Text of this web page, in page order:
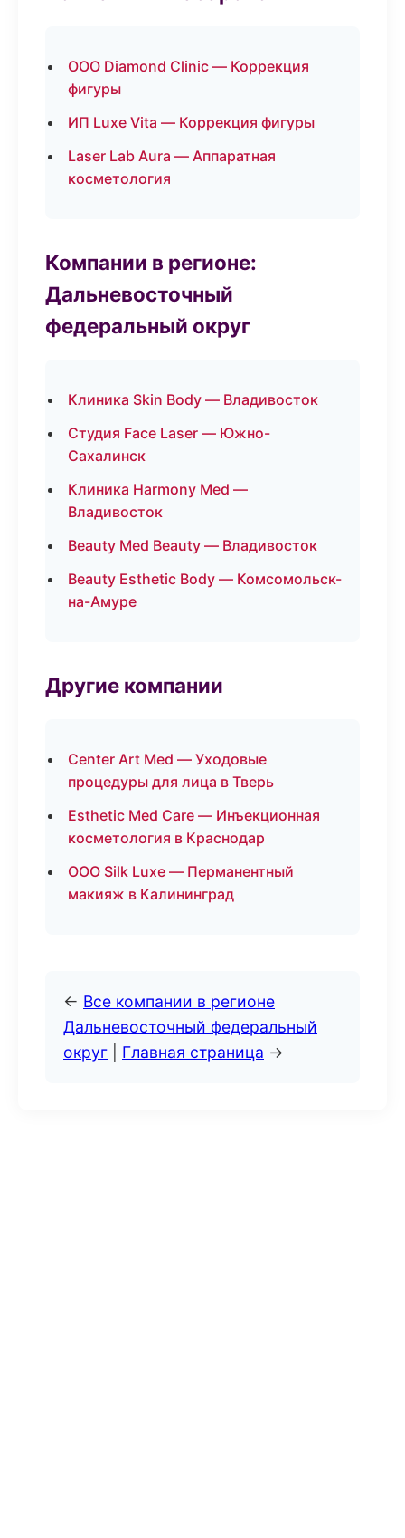
ООО Diamond Clinic — Коррекция
фигуры
ИП Luxe Vita — Коррекция фигуры
Laser Lab Aura — Аппаратная
косметология
Компании в регионе:
Дальневосточный
федеральный округ
Клиника Skin Body — Владивосток
Студия Face Laser — Южно-
Сахалинск
Клиника Harmony Med —
Владивосток
Beauty Med Beauty — Владивосток
Beauty Esthetic Body — Комсомольск-
на-Амуре
Другие компании
Center Art Med — Уходовые
процедуры для лица в Тверь
Esthetic Med Care — Инъекционная
косметология в Краснодар
ООО Silk Luxe — Перманентный
макияж в Калининград
← Все компании в регионе
Дальневосточный федеральный
округ
Главная страница →